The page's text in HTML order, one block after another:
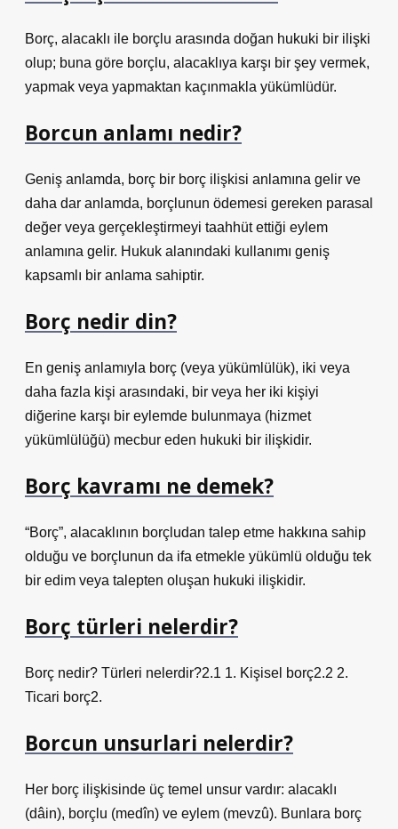
Borç, alacaklı ile borçlu arasında doğan hukuki bir ilişki
olup; buna göre borçlu, alacaklıya karşı bir şey vermek,
yapmak veya yapmaktan kaçınmakla yükümlüdür.
Borcun anlamı nedir?
Geniş anlamda, borç bir borç ilişkisi anlamına gelir ve
daha dar anlamda, borçlunun ödemesi gereken parasal
değer veya gerçekleştirmeyi taahhüt ettiği eylem
anlamına gelir. Hukuk alanındaki kullanımı geniş
kapsamlı bir anlama sahiptir.
Borç nedir din?
En geniş anlamıyla borç (veya yükümlülük), iki veya
daha fazla kişi arasındaki, bir veya her iki kişiyi
diğerine karşı bir eylemde bulunmaya (hizmet
yükümlülüğü) mecbur eden hukuki bir ilişkidir.
Borç kavramı ne demek?
“Borç”, alacaklının borçludan talep etme hakkına sahip
olduğu ve borçlunun da ifa etmekle yükümlü olduğu tek
bir edim veya talepten oluşan hukuki ilişkidir.
Borç türleri nelerdir?
Borç nedir? Türleri nelerdir?2.1 1. Kişisel borç2.2 2.
Ticari borç2.
Borcun unsurlari nelerdir?
Her borç ilişkisinde üç temel unsur vardır: alacaklı
(dâin), borçlu (medîn) ve eylem (mevzû). Bunlara borç